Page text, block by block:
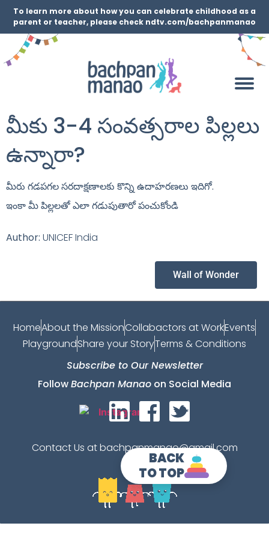
To learn more about how you can celebrate childhood as a
parent or teacher, please check ndtv.com/bachpanmanao
మీకు 3-4 సంవత్సరాల పిల్లలు
ఉన్నారా?
మీరు గడపగల సరదాక్షణాలకు కొన్ని ఉదాహరణలు ఇదిగో.
ఇంకా మీ పిల్లలతో ఎలా గడుపుతారో పంచుకోండి
Author: UNICEF India
Wall of Wonder
HomeAbout the MissionCollabactors at WorkEvents
PlaygroundShare your StoryTerms & Conditions
BACK
TO TOP
Subscribe to Our Newsletter
FollowBachpan Manao on Social Media
Contact Us at bachpanmanao@gmail.com